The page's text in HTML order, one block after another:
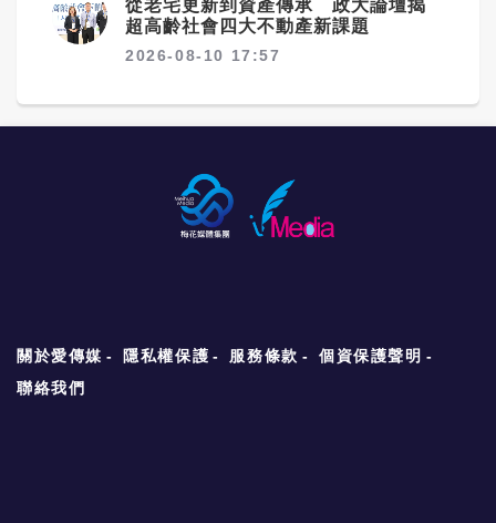
從老宅更新到資產傳承 政大論壇揭
超高齡社會四大不動產新課題
2026-08-10 17:57
關於愛傳媒 隱私權保護 服務條款
個資保護聲明
聯絡我們